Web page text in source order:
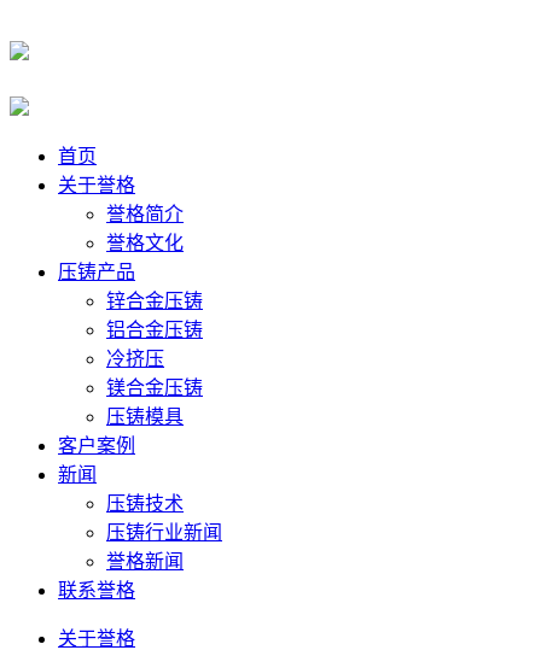
首页
关于誉格
誉格简介
誉格文化
压铸产品
锌合金压铸
铝合金压铸
冷挤压
镁合金压铸
压铸模具
客户案例
新闻
压铸技术
压铸行业新闻
誉格新闻
联系誉格
关于誉格